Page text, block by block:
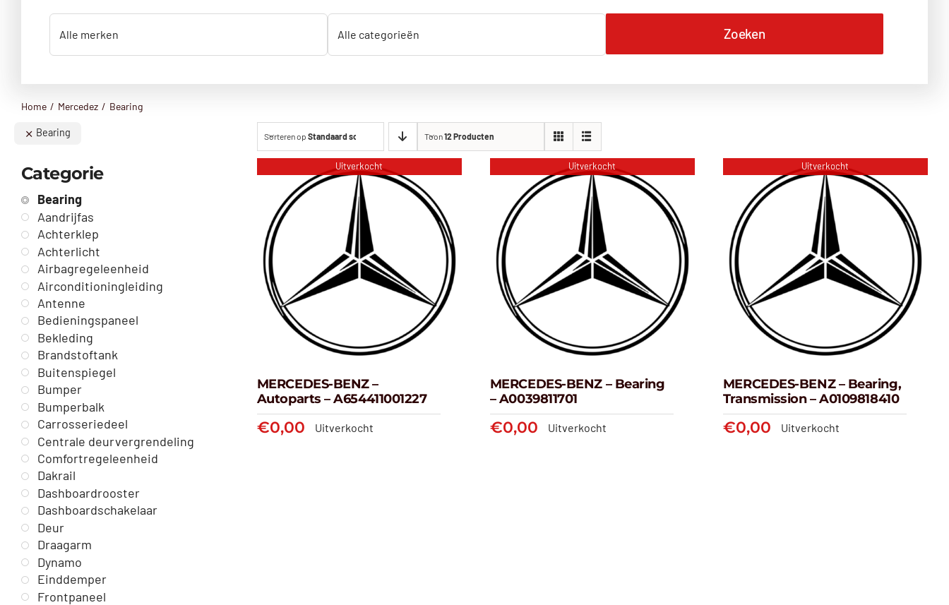
Home Mercedez Bearing
Bearing
Categorie
Bearing
Aandrijfas
Achterklep
Achterlicht
Airbagregeleenheid
Airconditioningleiding
Antenne
Bedieningspaneel
Bekleding
Brandstoftank
Buitenspiegel
Bumper
Bumperbalk
Carrosseriedeel
Centrale deurvergrendeling
Comfortregeleenheid
Dakrail
Dashboardrooster
Dashboardschakelaar
Deur
Draagarm
Dynamo
Einddemper
Frontpaneel
Sorteren op Standaard sorteervolgorde Toon12 Producten
Uitverkocht
MERCEDES-BENZ –
MERCEDES-BENZ –
Autoparts – A654411001227
€0,00 Uitverkocht
Uitverkocht
MERCEDES-BENZ – Bearing
– A0039811701
€0,00 Uitverkocht
Uitverkocht
MERCEDES-BENZ –
MERCEDES-BENZ – Bearing,
Transmission – A0109818410
€0,00 Uitverkocht